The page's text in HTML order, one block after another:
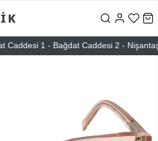
1 - Bağdat Caddesi 2 - Nişantaşı